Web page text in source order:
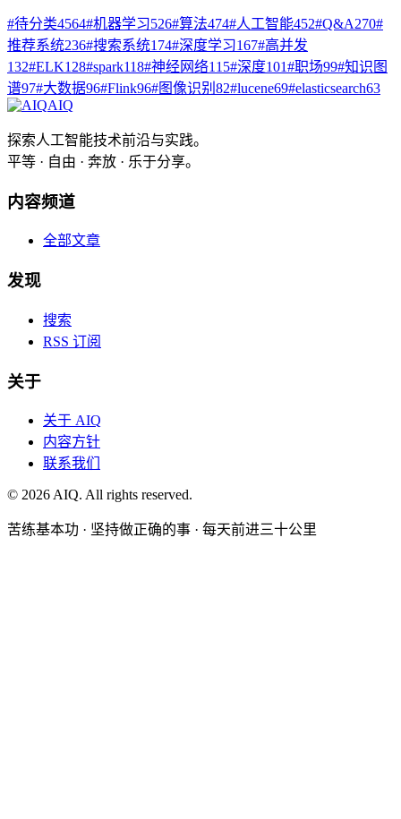
#待分类4564#机器学习526#算法474#人工智能452#Q&A270#
推荐系统236#搜索系统174#深度学习167#高并发
132#ELK128#spark118#神经网络115#深度101#职场99#知识图
谱97#大数据96#Flink96#图像识别 82#lucene69#elasticsearch63
AIQ
探索人工智能技术前沿与实践。
平等 · 自由 · 奔放 · 乐于分享。
内容频道
全部文章
发现
搜索
RSS 订阅
关于
关于 AIQ
内容方针
联系我们
© 2026 AIQ. All rights reserved.
苦练基本功 · 坚持做正确的事 · 每天前进三十公里